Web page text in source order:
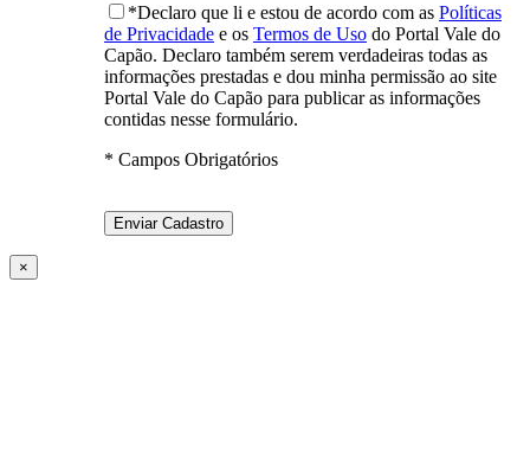
*Declaro que li e estou de acordo com as Políticas
de Privacidade e os Termos de Uso do Portal Vale do
Capão. Declaro também serem verdadeiras todas as
informações prestadas e dou minha permissão ao site
Portal Vale do Capão para publicar as informações
contidas nesse formulário.
* Campos Obrigatórios
×